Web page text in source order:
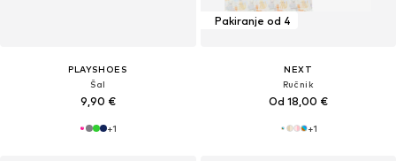
PLAYSHOES
Šal
9,90 €
+1
Pakiranje od 4
NEXT
Ručnik
Od 18,00 €
+1